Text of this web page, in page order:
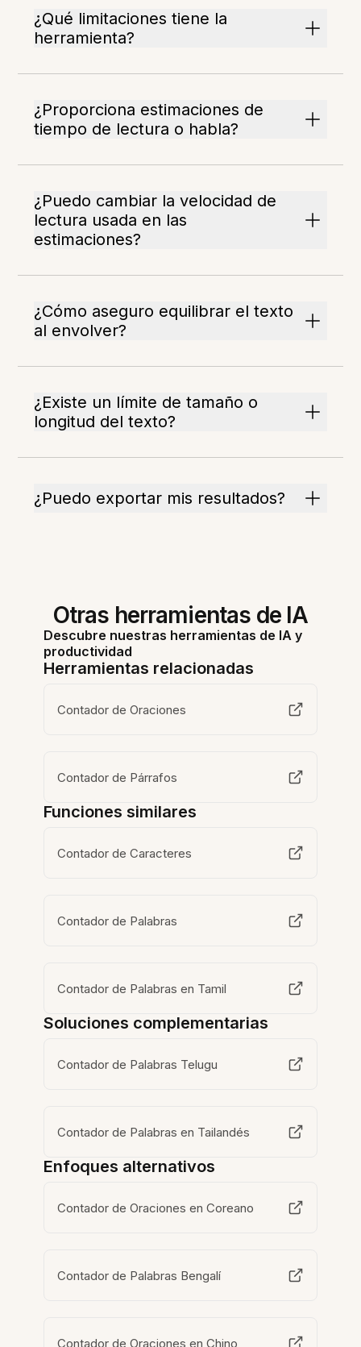
¿Qué limitaciones tiene la
herramienta?
¿Proporciona estimaciones de
tiempo de lectura o habla?
¿Puedo cambiar la velocidad de
lectura usada en las
estimaciones?
¿Cómo aseguro equilibrar el texto
al envolver?
¿Existe un límite de tamaño o
longitud del texto?
¿Puedo exportar mis resultados?
Otras herramientas de IA
Descubre nuestras herramientas de IA y
productividad
Herramientas relacionadas
Contador de Oraciones
Contador de Párrafos
Funciones similares
Contador de Caracteres
Contador de Palabras
Contador de Palabras en Tamil
Soluciones complementarias
Contador de Palabras Telugu
Contador de Palabras en Tailandés
Enfoques alternativos
Contador de Oraciones en Coreano
Contador de Palabras Bengalí
Contador de Oraciones en Chino